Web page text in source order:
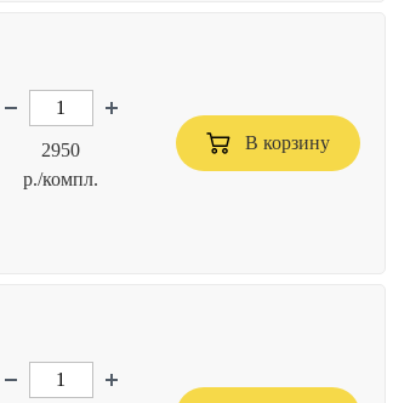
2950
р./компл.
В корзину